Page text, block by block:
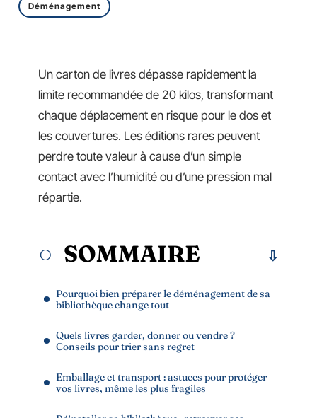
Déménagement
Un carton de livres dépasse rapidement la
limite recommandée de 20 kilos, transformant
chaque déplacement en risque pour le dos et
les couvertures. Les éditions rares peuvent
perdre toute valeur à cause d’un simple
contact avec l’humidité ou d’une pression mal
répartie.
SOMMAIRE
Pourquoi bien préparer le déménagement de sa
bibliothèque change tout
Quels livres garder, donner ou vendre ?
Conseils pour trier sans regret
Emballage et transport : astuces pour protéger
vos livres, même les plus fragiles